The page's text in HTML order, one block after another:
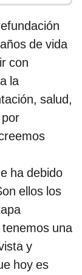
de vida
con
la
salud,
ha debido
ellos los
una
y
hoy es